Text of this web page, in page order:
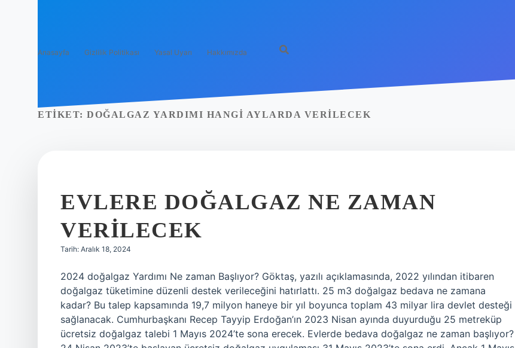
Anasayfa Gizlilik Politikası Yasal Uyarı Hakkımızda
ETIKET: DOĞALGAZ YARDIMI HANGI AYLARDA VERILECEK
EVLERE DOĞALGAZ NE ZAMAN
VERILECEK
Tarih: Aralık 18, 2024
2024 doğalgaz Yardımı Ne zaman Başlıyor? Göktaş, yazılı açıklamasında, 2022 yılından itibaren
doğalgaz tüketimine düzenli destek verileceğini hatırlattı. 25 m3 doğalgaz bedava ne zamana
kadar? Bu talep kapsamında 19,7 milyon haneye bir yıl boyunca toplam 43 milyar lira devlet desteği
sağlanacak. Cumhurbaşkanı Recep Tayyip Erdoğan’ın 2023 Nisan ayında duyurduğu 25 metreküp
ücretsiz doğalgaz talebi 1 Mayıs 2024’te sona erecek. Evlerde bedava doğalgaz ne zaman başlıyor?